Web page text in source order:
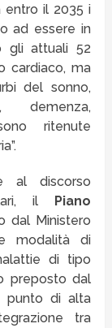
entro il 2035 i
ad essere in
gli attuali 52
cardiaco, ma
del sonno,
demenza,
ritenute
al discorso
il Piano
dal Ministero
modalità di
di tipo
preposto dal
punto di alta
tra